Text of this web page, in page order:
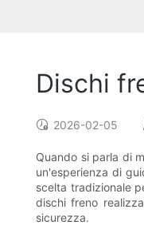
Dischi
2026-02-05
Quando si parla di
un'esperienza di
scelta tradizionale
dischi freno
sicurezza.